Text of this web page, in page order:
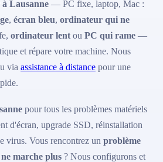
Lausanne — PC fixe, laptop, Mac :
, écran bleu, ordinateur qui ne
ordinateur lent ou PC qui rame —
et répare votre machine. Nous
via assistance à distance pour une
pour tous les problèmes matériels
d'écran, upgrade SSD, réinstallation
virus. Vous rencontrez un problème
marche plus ? Nous configurons et